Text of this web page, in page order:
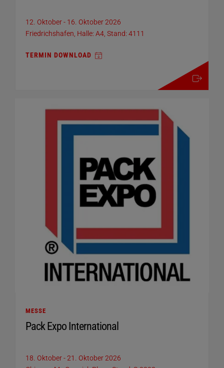
12. Oktober- 16. Oktober 2026
Friedrichshafen, Halle: A4, Stand: 4111
TERMIN DOWNLOAD
mehr details
MESSE
Pack Expo International
18. Oktober-21. Oktober 2026